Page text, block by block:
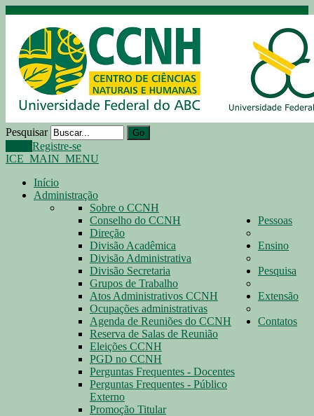
Pesquisar Go
Registre-se
ICE_MAIN_MENU
Início
Administração
Sobre o CCNH
Conselho do CCNH
Direção
Divisão Acadêmica
Divisão Administrativa
Divisão Secretaria
Grupos de Trabalho
Atos Administrativos CCNH
Ocupações administrativas
Agenda de Reuniões do CCNH
Reserva de Salas de Reunião
Eleições CCNH
PGD no CCNH
Perguntas Frequentes - Docentes
Perguntas Frequentes - Público
Externo
Promoção Titular
Pessoas
Ensino
Pesquisa
Extensão
Contatos